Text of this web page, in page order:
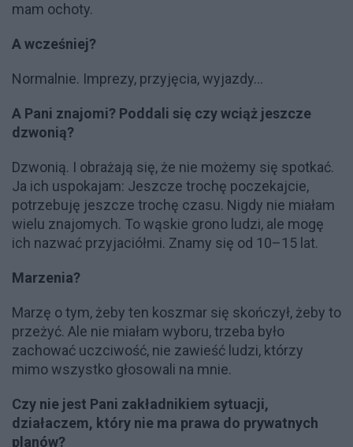
mam ochoty.
A wcześniej?
Normalnie. Imprezy, przyjęcia, wyjazdy...
A Pani znajomi? Poddali się czy wciąż jeszcze
dzwonią?
Dzwonią. I obrażają się, że nie możemy się spotkać.
Ja ich uspokajam: Jeszcze trochę poczekajcie,
potrzebuję jeszcze trochę czasu. Nigdy nie miałam
wielu znajomych. To wąskie grono ludzi, ale mogę
ich nazwać przyjaciółmi. Znamy się od 10–15 lat.
Marzenia?
Marzę o tym, żeby ten koszmar się skończył, żeby to
przeżyć. Ale nie miałam wyboru, trzeba było
zachować uczciwość, nie zawieść ludzi, którzy
mimo wszystko głosowali na mnie.
Czy nie jest Pani zakładnikiem sytuacji,
działaczem, który nie ma prawa do prywatnych
planów?